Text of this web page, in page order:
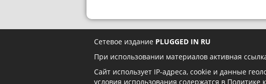
Сетевое издание PLUGGED IN RU
При использовании материалов активная
Сайт использует IP-адреса, cookie и данные
условия использования содержатся в Политике